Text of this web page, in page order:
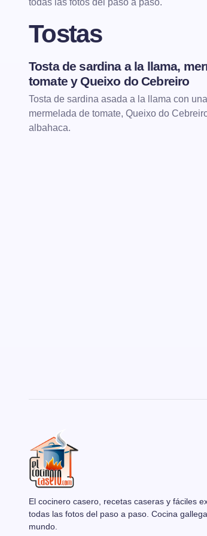
todas las fotos del paso a paso.
Tostas
TOSTAS
Tosta de sardina a la llama,
tomate y Queixo do Cebreiro
Tosta de sardina asada a la llama con
mermelada de tomate, Queixo do
albahaca.
El cocinero casero, recetas caseras y fáciles
todas las fotos del paso a paso. Cocina
mundo.